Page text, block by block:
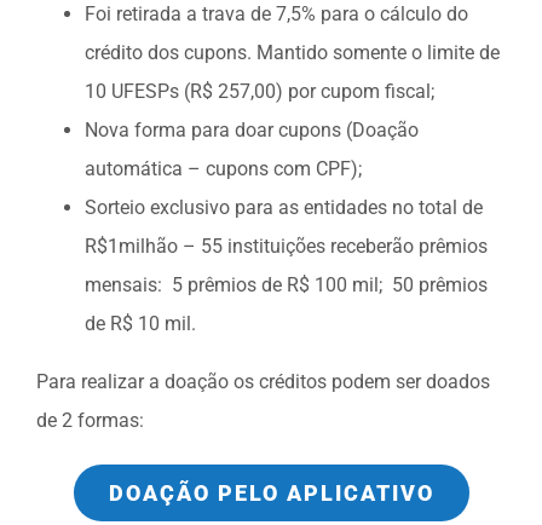
Foi retirada a trava de 7,5% para o cálculo do
crédito dos cupons. Mantido somente o limite de
10 UFESPs (R$ 257,00) por cupom fiscal;
Nova forma para doar cupons (Doação
automática – cupons com CPF);
Sorteio exclusivo para as entidades no total de
R$1milhão – 55 instituições receberão prêmios
mensais: 5 prêmios de R$ 100 mil; 50 prêmios
de R$ 10 mil.
Para realizar a doação os créditos podem ser doados
de 2 formas:
DOAÇÃO PELO APLICATIVO